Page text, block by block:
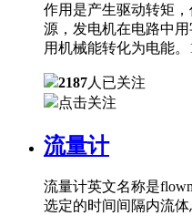
作用是产生驱动转矩
源，发电机在电路中
用机械能转化为电能。
2187人已关注
点击关注
流量计
流量计英文名称是
选定的时间间隔内流